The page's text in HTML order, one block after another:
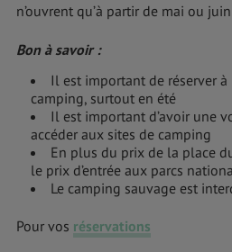
n’ouvrent qu’à partir de mai ou
Bon à savoir :
Il est important de réserver à
camping, surtout en été
Il est important d’avoir une
accéder aux sites de camping
En plus du prix de la place
le prix d’entrée aux parcs
Le camping sauvage est
Pour vos réservations